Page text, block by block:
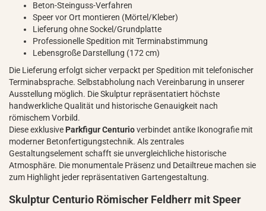
Beton-Steinguss-Verfahren
Speer vor Ort montieren (Mörtel/Kleber)
Lieferung ohne Sockel/Grundplatte
Professionelle Spedition mit Terminabstimmung
Lebensgroße Darstellung (172 cm)
Die Lieferung erfolgt sicher verpackt per Spedition mit telefonischer
Terminabsprache. Selbstabholung nach Vereinbarung in unserer
Ausstellung möglich. Die Skulptur repräsentatiert höchste
handwerkliche Qualität und historische Genauigkeit nach
römischem Vorbild.
Diese exklusive Parkfigur Centurioverbindet antike Ikonografie mit
moderner Betonfertigungstechnik. Als zentrales
Gestaltungselement schafft sie unvergleichliche historische
Atmosphäre. Die monumentale Präsenz und Detailtreue machen sie
zum Highlight jeder repräsentativen Gartengestaltung.
Skulptur Centurio Römischer Feldherr mit Speer